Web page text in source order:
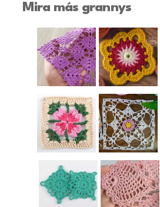
Mira más grannys